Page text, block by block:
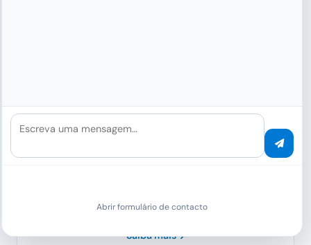
Reconhecimento baseado em IA de texto escrito
à mão – de formulários a notas e documentos
95%+ de Precisão Multi-idioma Cursiva e Imprensa
Saiba mais
Escreva uma mensagem…
Abrir formulário de contacto